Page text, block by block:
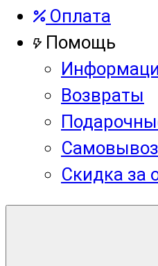
Оплата
Помощь
Возвраты
Самовывоз
Скидка за